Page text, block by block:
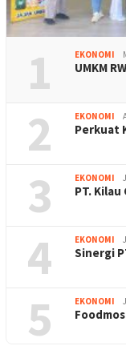
1 EKONOMI
UMKM
2 EKONOMI
Perkuat
3 EKONOMI
PT.
4 EKONOMI
Sinergi
5 EKONOMI